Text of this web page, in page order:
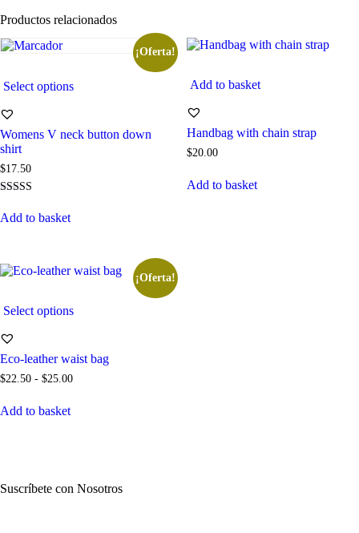
Productos relacionados
¡Oferta!
Select options
Womens V neck button down
shirt
$17.50
5.00
de 5
Add to basketproducto
Las
pueden
la
página
producto
Add to basket
Handbag with chain strap
$20.00
Add to basket
¡Oferta!
Select options
Eco-leather waist bag
$22 50 - $25 00Rango
0
Add to basketproducto
opciones
Suscríbete con Nosotros